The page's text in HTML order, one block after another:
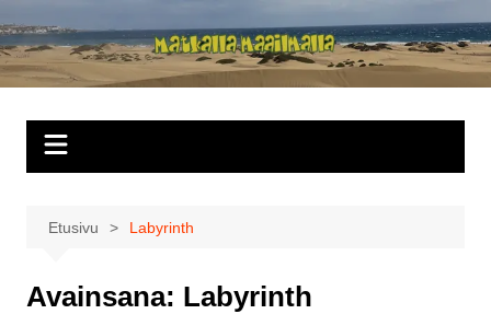
sisältöön
Matkalla
maailmalla
Etusivu Labyrinth
Avainsana: Labyrinth